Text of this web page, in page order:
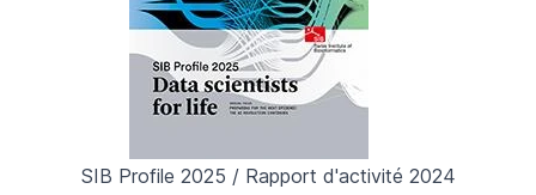
SIB Profile 2025 / Rapport d'activité 2024